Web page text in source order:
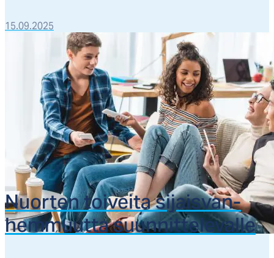
15.09.2025
Nuor­ten toi­vei­ta si­jais­van­
hem­muut­ta suun­nit­te­le­val­le